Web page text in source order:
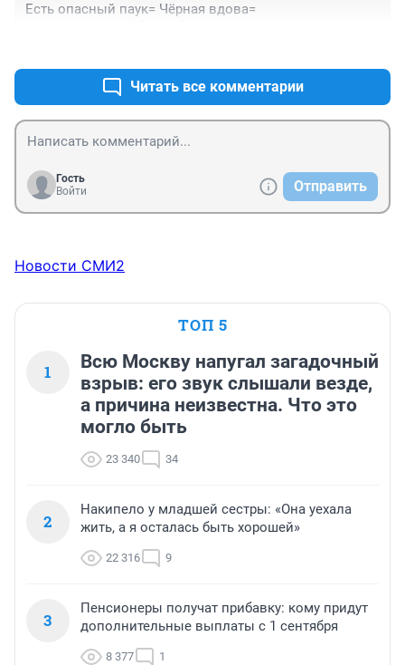
Есть опасный паук= Чёрная вдова=
Читать все комментарии
Гость
Войти
Отправить
Новости СМИ2
ТОП 5
1
Всю Москву напугал загадочный
взрыв: его звук слышали везде,
а причина неизвестна. Что это
могло быть
23 340 34
2
Накипело у младшей сестры: «Она уехала
жить, а я осталась быть хорошей»
22 316 9
3
Пенсионеры получат прибавку: кому придут
дополнительные выплаты с 1 сентября
8 377 1